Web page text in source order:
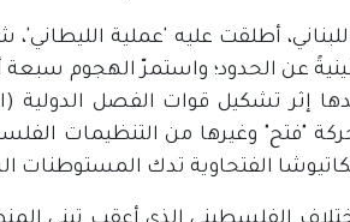
الجنوب اللبناني، أطلقت عليه 'عملية
عن الحدود؛ واستمرّ الهجوم سبعة
كيلومترات، لتنسحب بعدها إثر تشكيل قوات الفصل
"فتح" وغيرها من التنظيمات